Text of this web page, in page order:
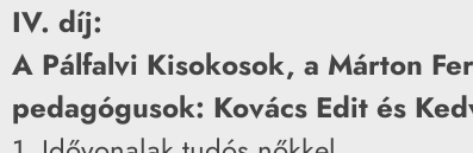
IV. díj:
A Pálfalvi Kisokosok, a Márton
pedagógusok: Kovács Edit és